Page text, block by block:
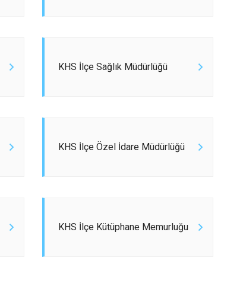
Zara
KHS İlçe Sağlık Müdürlüğü
KHS İlçe Özel İdare Müdürlüğü
KHS İlçe Kütüphane Memurluğu